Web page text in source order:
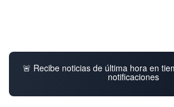
🚨 Recibe noticias de última hora en
notificaciones